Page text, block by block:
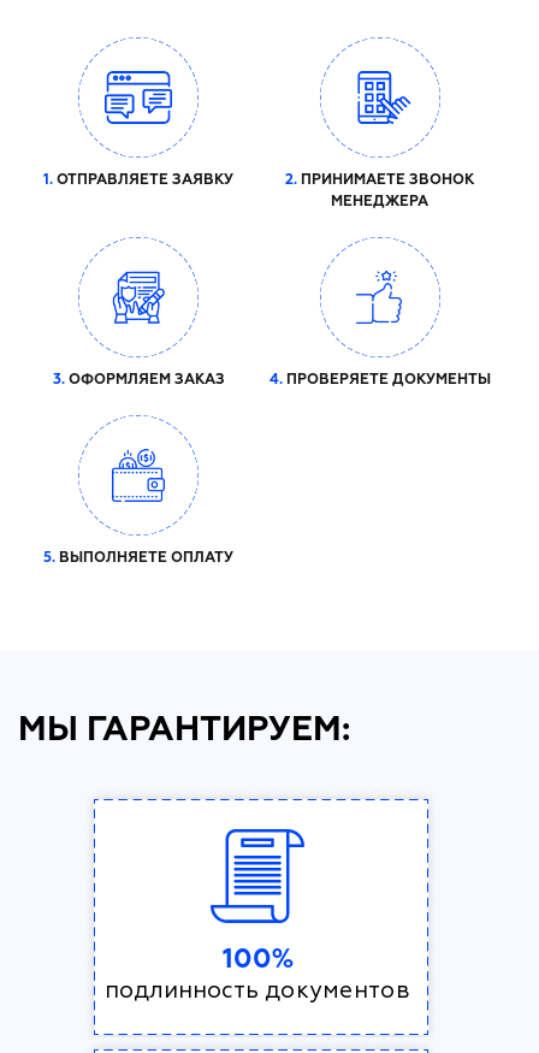
1. ОТПРАВЛЯЕТЕ ЗАЯВКУ 2. ПРИНИМАЕТЕ ЗВОНОК
МЕНЕДЖЕРА
3.ОФОРМЛЯЕМ ЗАКАЗ 4.ПРОВЕРЯЕТЕ ДОКУМЕНТЫ
5. ВЫПОЛНЯЕТЕ ОПЛАТУ
МЫ ГАРАНТИРУЕМ:
100%
подлинность документов